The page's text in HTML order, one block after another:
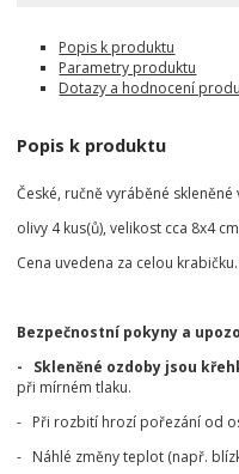
Popis k produktu
Parametry produktu
Dotazy a hodnocení
Popis k produktu
České, ručně vyráběné
olivy 4 kus(ů), velikost cca 8x4
Cena uvedena za celou krabičku.
Bezpečnostní pokyny a
- Skleněné ozdoby jsou
při mírném tlaku.
- Při rozbití hrozí pořezání od
- Náhlé změny teplot (např.